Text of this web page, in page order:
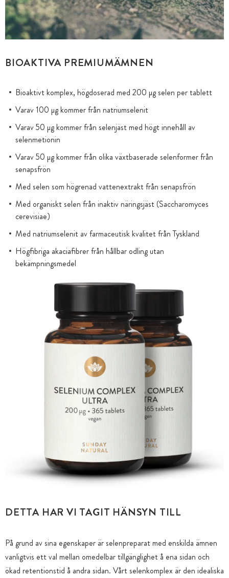
BIOAKTIVA PREMIUMÄMNEN
Bioaktivt komplex, högdoserad med 200 µg selen per tablett
Varav 100 µg kommer från natriumselenit
Varav 50 µg kommer från selenjäst med högt innehåll av
selenmetionin
Varav 50 µg kommer från olika växtbaserade selenformer från
senapsfrön
Med selen som högrenad vattenextrakt från senapsfrön
Med organiskt selen från inaktiv näringsjäst (Saccharomyces
cerevisiae)
Med natriumselenit av farmaceutisk kvalitet från Tyskland
Högfibriga akaciafibrer från hållbar odling utan
bekämpningsmedel
DETTA HAR VI TAGIT HÄNSYN TILL
På grund av sina egenskaper är selenpreparat med enskilda ämnen
vanligtvis ett val mellan omedelbar tillgänglighet å ena sidan och
ökad retentionstid å andra sidan. Vårt selenkomplex är den idealiska